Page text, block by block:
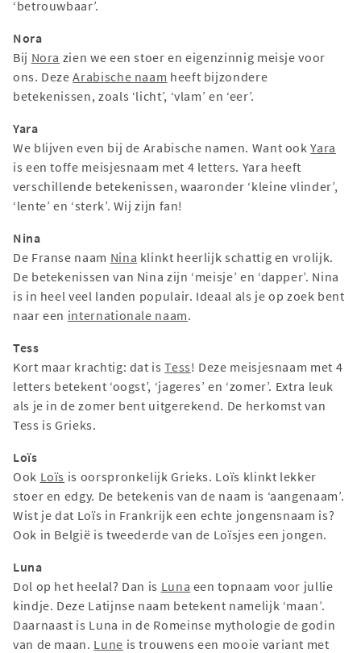
‘betrouwbaar’.
Nora
Bij Nora zien we een stoer en eigenzinnig meisje voor
ons. DezeArabische naam heeft bijzondere
betekenissen, zoals ‘licht’, ‘vlam’ en ‘eer’.
Yara
We blijven even bij de Arabische namen. Want ookYara
is een toffe meisjesnaam met 4 letters. Yara heeft
verschillende betekenissen, waaronder ‘kleine vlinder’,
‘lente’ en ‘sterk’. Wij zijn fan!
Nina
De Franse naam Nina klinkt heerlijk schattig en vrolijk.
De betekenissen van Nina zijn ‘meisje’ en ‘dapper’. Nina
is in heel veel landen populair. Ideaal als je op zoek bent
naar een internationale naam.
Tess
Kort maar krachtig: dat isTess! Deze meisjesnaam met 4
letters betekent ‘oogst’, ‘jageres’ en ‘zomer’. Extra leuk
als je in de zomer bent uitgerekend. De herkomst van
Tess is Grieks.
Loïs
Ook Loïs is oorspronkelijk Grieks. Loïs klinkt lekker
stoer en edgy. De betekenis van de naam is ‘aangenaam’.
Wist je dat Loïs in Frankrijk een echte jongensnaam is?
Ook in België is tweederde van de Loïsjes een jongen.
Luna
Dol op het heelal? Dan is Luna een topnaam voor jullie
kindje. Deze Latijnse naam betekent namelijk ‘maan’.
Daarnaast is Luna in de Romeinse mythologie de godin
van de maan. Lune is trouwens een mooie variant met